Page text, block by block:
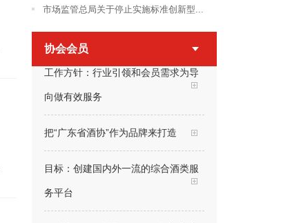
市场监管总局关于停止实施标准创新型...
协会会员
工作方针：行业引领和会员需求为导